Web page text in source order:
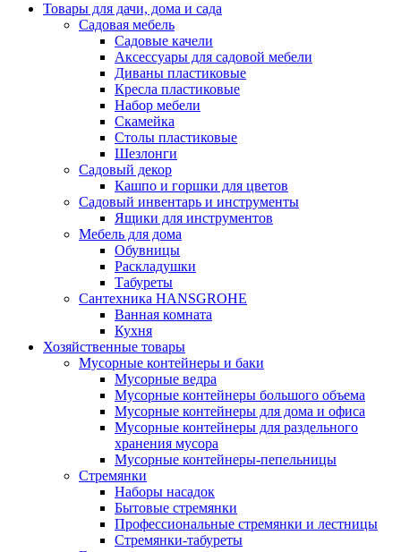
Товары для дачи, дома и сада
Садовая мебель
Садовые качели
Аксессуары для садовой мебели
Диваны пластиковые
Кресла пластиковые
Набор мебели
Скамейка
Столы пластиковые
Шезлонги
Садовый декор
Кашпо и горшки для цветов
Садовый инвентарь и инструменты
Ящики для инструментов
Мебель для дома
Обувницы
Раскладушки
Табуреты
Сантехника HANSGROHE
Ванная комната
Кухня
Хозяйственные товары
Мусорные контейнеры и баки
Мусорные ведра
Мусорные контейнеры большого объема
Мусорные контейнеры для дома и офиса
Мусорные контейнеры для раздельного
хранения мусора
Мусорные контейнеры-пепельницы
Стремянки
Наборы насадок
Бытовые стремянки
Профессиональные стремянки и лестницы
Стремянки-табуреты